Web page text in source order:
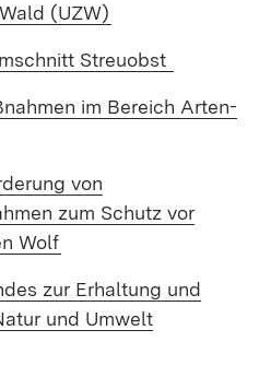
(UZW)
Streuobst
im Bereich Arten-
von
zum Schutz vor
Wolf
zur Erhaltung und
und Umwelt